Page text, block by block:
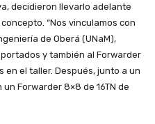
decidieron llevarlo adelante
“Nos vinculamos con
de Oberá (UNaM),
y también al Forwarder
en el taller. Después, junto a un
Forwarder 8×8 de 16TN de